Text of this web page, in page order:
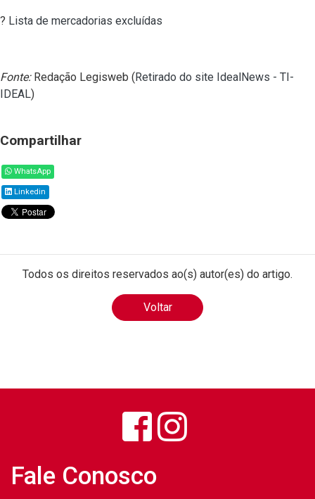
? Lista de mercadorias excluídas
Fonte:Redação Legisweb (Retirado do site IdealNews - TI-
IDEAL)
Compartilhar
WhatsApp
Linkedin
Todos os direitos reservados ao(s) autor(es) do artigo.
Voltar
Fale Conosco